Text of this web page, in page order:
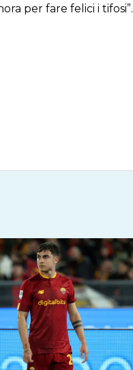
per fare felici i tifosi”.